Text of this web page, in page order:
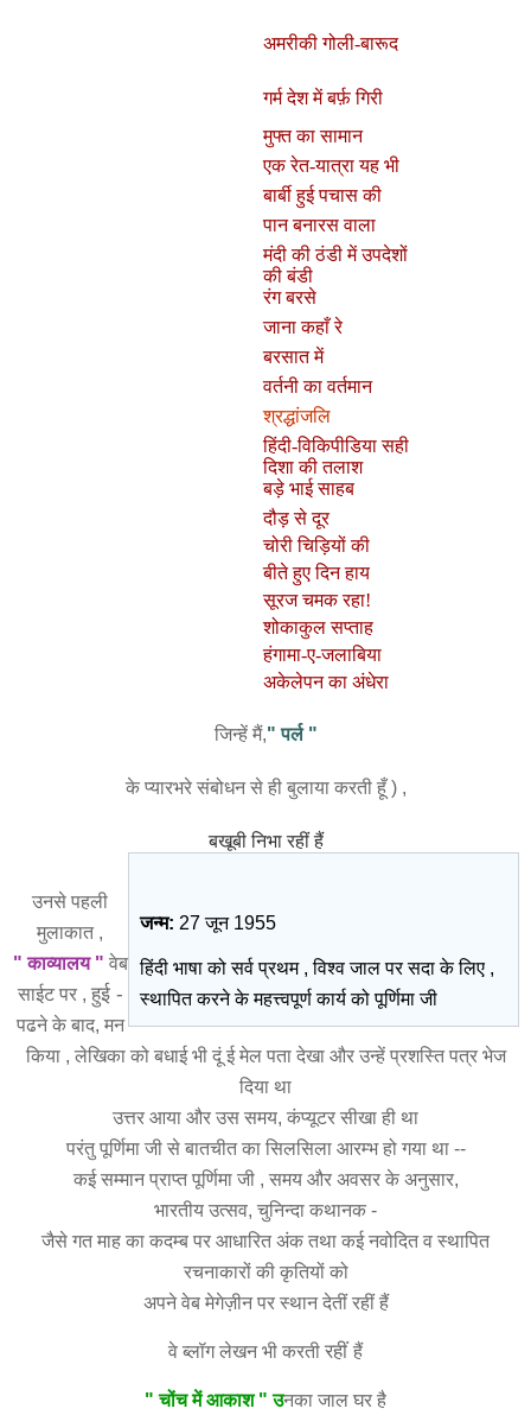
अमरीकी गोली-बारूद
गर्म देश में बर्फ़ गिरी
मुफ्त का सामान
एक रेत-यात्रा यह भी
बार्बी हुई पचास की
पान बनारस वाला
मंदी की ठंडी में उपदेशों
की बंडी
रंग बरसे
जाना कहाँ रे
बरसात में
वर्तनी का वर्तमान
श्रद्धांजलि
हिंदी-विकिपीडिया सही
दिशा की तलाश
बड़े भाई साहब
दौड़ से दूर
चोरी चिड़ियों की
बीते हुए दिन हाय
सूरज चमक रहा!
शोकाकुल सप्ताह
हंगामा-ए-जलाबिया
अकेलेपन का अंधेरा
जिन्हें मैं," पर्ल "
के प्यारभरे संबोधन से ही बुलाया करती हूँ ) ,
बखूबी निभा रहीं हैं
जन्म: 27 जून 1955
हिंदी भाषा को सर्व प्रथम , विश्व जाल पर सदा के लिए ,
स्थापित करने के महत्त्वपूर्ण कार्य को पूर्णिमा जी
उनसे पहली
मुलाकात ,
" काव्यालय " वेब
साईट पर , हुई -
पढने के बाद, मन
किया , लेखिका को बधाई भी दूं ई मेल पता देखा और उन्हें प्रशस्ति पत्र भेज
दिया था
उत्तर आया और उस समय, कंप्यूटर सीखा ही था
परंतु पूर्णिमा जी से बातचीत का सिलसिला आरम्भ हो गया था --
कई सम्मान प्राप्त पूर्णिमा जी , समय और अवसर के अनुसार,
भारतीय उत्सव, चुनिन्दा कथानक -
जैसे गत माह का कदम्ब पर आधारित अंक तथा कई नवोदित व स्थापित
रचनाकारों की कृतियों को
अपने वेब मेगेज़ीन पर स्थान देतीं रहीं हैं
वे ब्लॉग लेखन भी करती रहीं हैं
" चोंच में आकाश " उनका जाल घर है